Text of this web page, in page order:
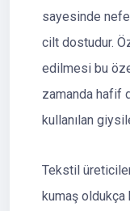
sayesinde
cilt dostudur.
edilmesi bu
zamanda hafif
kullanılan
Tekstil
kumaş oldukça